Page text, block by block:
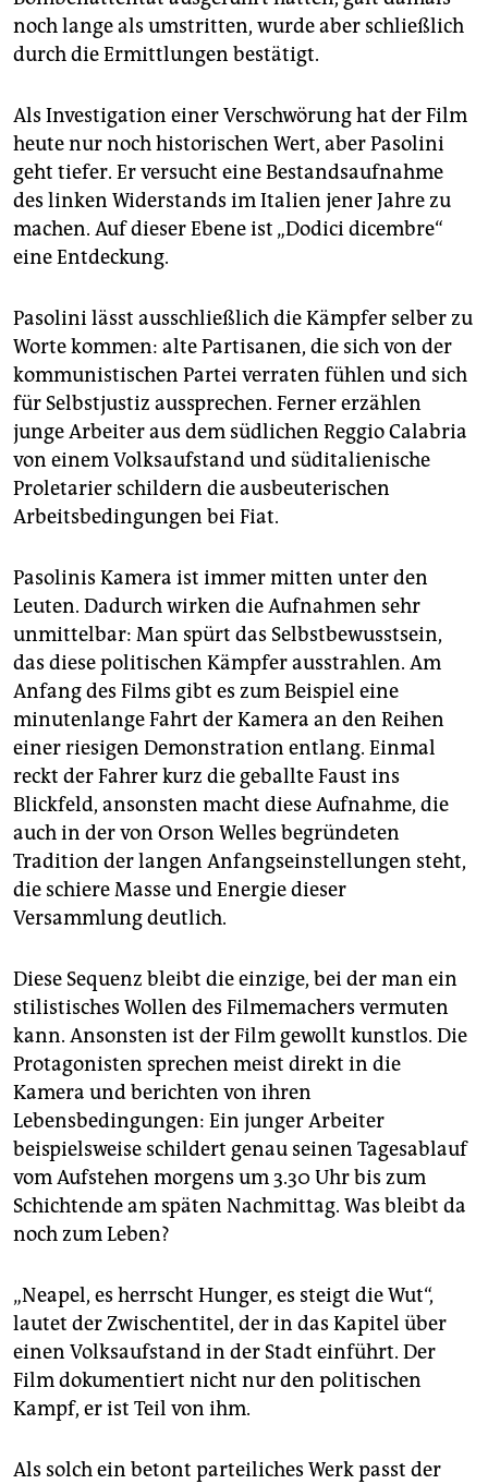
noch lange als umstritten, wurde aber schließlich
durch die Ermittlungen bestätigt.
Als Investigation einer Verschwörung hat der Film
heute nur noch historischen Wert, aber Pasolini
geht tiefer. Er versucht eine Bestandsaufnahme
des linken Widerstands im Italien jener Jahre zu
machen. Auf dieser Ebene ist „Dodici dicembre“
eine Entdeckung.
Pasolini lässt ausschließlich die Kämpfer selber zu
Worte kommen: alte Partisanen, die sich von der
kommunistischen Partei verraten fühlen und sich
für Selbstjustiz aussprechen. Ferner erzählen
junge Arbeiter aus dem südlichen Reggio Calabria
von einem Volksaufstand und süditalienische
Proletarier schildern die ausbeuterischen
Arbeitsbedingungen bei Fiat.
Pasolinis Kamera ist immer mitten unter den
Leuten. Dadurch wirken die Aufnahmen sehr
unmittelbar: Man spürt das Selbstbewusstsein,
das diese politischen Kämpfer ausstrahlen. Am
Anfang des Films gibt es zum Beispiel eine
minutenlange Fahrt der Kamera an den Reihen
einer riesigen Demonstration entlang. Einmal
reckt der Fahrer kurz die geballte Faust ins
Blickfeld, ansonsten macht diese Aufnahme, die
auch in der von Orson Welles begründeten
Tradition der langen Anfangseinstellungen steht,
die schiere Masse und Energie dieser
Versammlung deutlich.
Diese Sequenz bleibt die einzige, bei der man ein
stilistisches Wollen des Filmemachers vermuten
kann. Ansonsten ist der Film gewollt kunstlos. Die
Protagonisten sprechen meist direkt in die
Kamera und berichten von ihren
Lebensbedingungen: Ein junger Arbeiter
beispielsweise schildert genau seinen Tagesablauf
vom Aufstehen morgens um 3.30 Uhr bis zum
Schichtende am späten Nachmittag. Was bleibt da
noch zum Leben?
„Neapel, es herrscht Hunger, es steigt die Wut“,
lautet der Zwischentitel, der in das Kapitel über
einen Volksaufstand in der Stadt einführt. Der
Film dokumentiert nicht nur den politischen
Kampf, er ist Teil von ihm.
Als solch ein betont parteiliches Werk passt der